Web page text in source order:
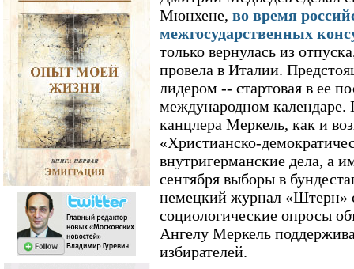
Мюнхене, во время
межгосударственных
только вернулась из
провела в Италии.
лидером -- стартовая в ее
международном календаре.
канцлера Меркель, как и
«Христианско-
внутригерманские дела, а
сентября выборы в
немецкий журнал «Штерн»
социологические опросы
Ангелу Меркель
избирателей.